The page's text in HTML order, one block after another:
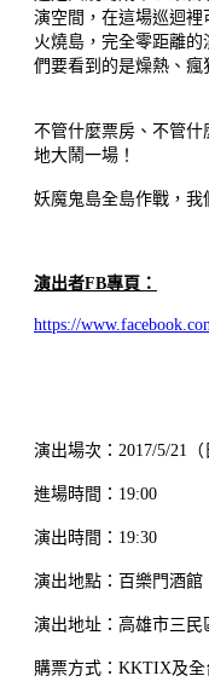
演空間，在這場巡迴
火燒島，完全零距離
們要看到的是燥熱、瘋
不管什麼票房、不管
地大鬧一場！
妖魔鬼島全島作戰，我
演出者FB專頁：
https://
演出場次：2017/5/21（
進場時間：19:00
演出時間：19:30
演出地點：百樂門酒館
演出地址：高雄市三民
購票方式：KKTIX及